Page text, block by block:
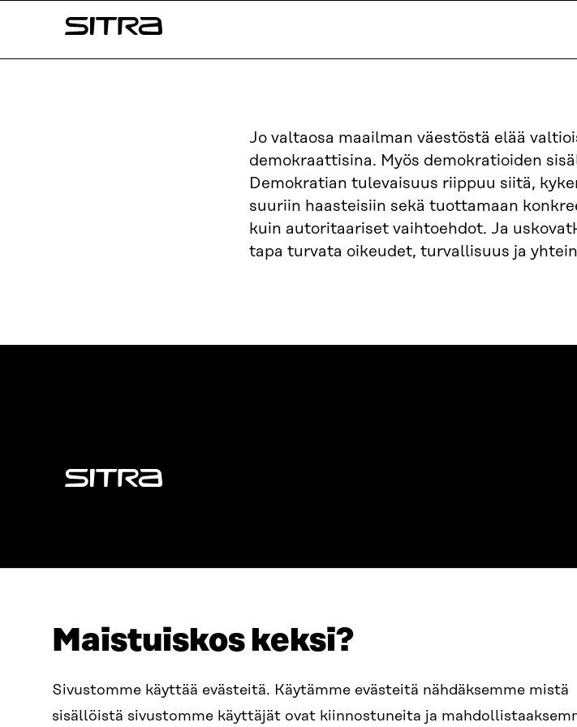
Maistuiskos keksi?
Sivustomme käyttää evästeitä. Käytämme evästeitä nähdäksemme mistä
sisällöistä sivustomme käyttäjät ovat kiinnostuneita ja
sisältöön
Sitra
Jo valtaosa maailman väestöstä elää
demokraattisina. Myös demokratioiden
Demokratian tulevaisuus riippuu siitä,
suuriin haasteisiin sekä tuottamaan
kuin autoritaariset vaihtoehdot. Ja
tapa turvata oikeudet, turvallisuus ja
Sitra
Itämerenkatu 11-13, PL 160,
00181 Helsinki
+358 294 618 991